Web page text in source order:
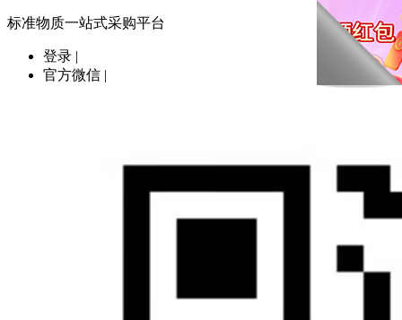
标准物质一站式采购平台
登录 |
官方微信 |